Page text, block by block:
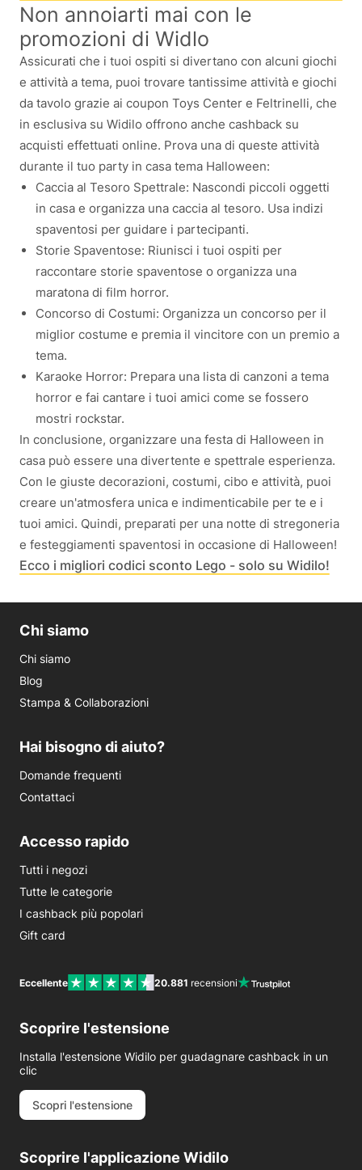
Non annoiarti mai con le
promozioni di Widlo
Assicurati che i tuoi ospiti si divertano con alcuni giochi
e attività a tema, puoi trovare tantissime attività e giochi
da tavolo grazie ai coupon Toys Center e Feltrinelli, che
in esclusiva su Widilo offrono anche cashback su
acquisti effettuati online. Prova una di queste attività
durante il tuo party in casa tema Halloween:
Caccia al Tesoro Spettrale: Nascondi piccoli oggetti
in casa e organizza una caccia al tesoro. Usa indizi
spaventosi per guidare i partecipanti.
Storie Spaventose: Riunisci i tuoi ospiti per
raccontare storie spaventose o organizza una
maratona di film horror.
Concorso di Costumi: Organizza un concorso per il
miglior costume e premia il vincitore con un premio a
tema.
Karaoke Horror: Prepara una lista di canzoni a tema
horror e fai cantare i tuoi amici come se fossero
mostri rockstar.
In conclusione, organizzare una festa di Halloween in
casa può essere una divertente e spettrale esperienza.
Con le giuste decorazioni, costumi, cibo e attività, puoi
creare un'atmosfera unica e indimenticabile per te e i
tuoi amici. Quindi, preparati per una notte di stregoneria
e festeggiamenti spaventosi in occasione di Halloween!
Ecco i migliori codici sconto Lego - solo su Widilo!
Chi siamo
Chi siamo
Blog
Stampa & Collaborazioni
Hai bisogno di aiuto?
Domande frequenti
Contattaci
Accesso rapido
Tutti i negozi
Tutte le categorie
I cashback più popolari
Gift card
Eccellente 20.881 recensioni
Scoprire l'estensione
Installa l'estensione Widilo per guadagnare cashback in un
clic
Scopri l'estensione
Scoprire l'applicazione Widilo